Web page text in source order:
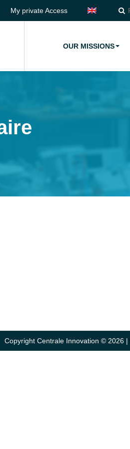
My private Access
OUR MISSIONS
Copyright Centrale Innovation © 2026 |